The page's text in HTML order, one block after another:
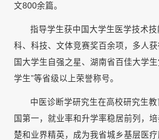
文800余篇。
指导学生获中国大学生医学技术
科、科技、文体竞赛奖百余项，多人
国大学生自强之星、湖南省百佳大学
学生”等省级以上荣誉称号。
中医诊断学研究生在高校研究生
国第一，就业率和升学率稳居前列，
楚和业界精英，成为我省城乡基层医疗